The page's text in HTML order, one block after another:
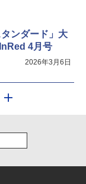
ンダード」大
4月号
2026年3月6日